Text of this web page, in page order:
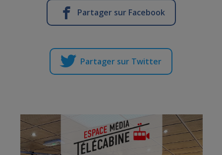
Partager sur Facebook
Partager sur Twitter